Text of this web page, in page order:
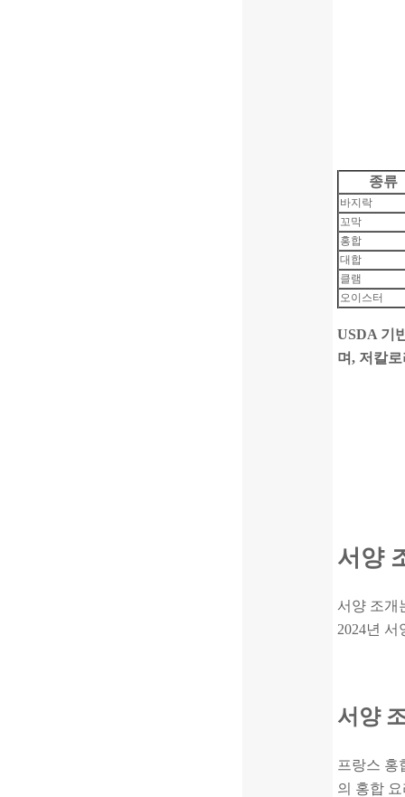
종류
바지락
꼬막
홍합
대합
클램
오이스터
USDA 기
며, 저칼
서양
서양 조개
2024년
서양
프랑스 홍
의 홍합